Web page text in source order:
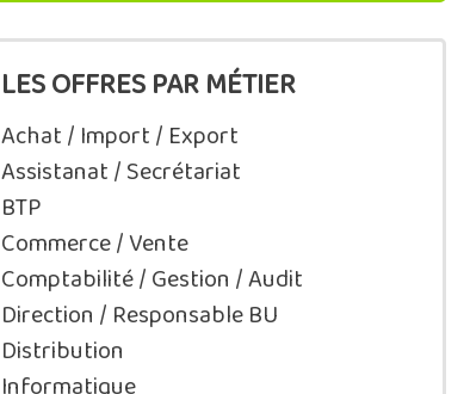
LES OFFRES PAR MÉTIER
Achat / Import / Export
Assistanat / Secrétariat
BTP
Commerce / Vente
Comptabilité / Gestion / Audit
Direction / Responsable BU
Distribution